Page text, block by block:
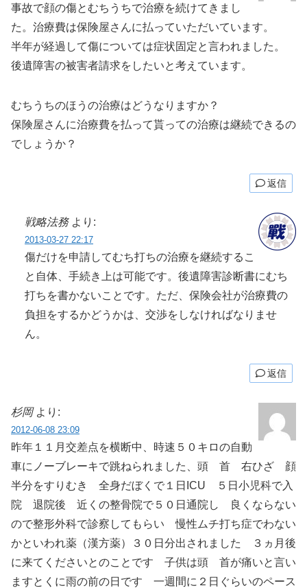
事故で顔の傷とむちうちで治療を続けてきまし
た。治療費は保険屋さんに払っていただいています。
半年が経過して傷については症状固定と言われました。
後遺障害の被害者請求をしたいと考えています。
むちうちのほうの治療はどうなりますか？
保険屋さんに治療費を払って貰っての治療は継続できるの
でしょうか？
返信
戦略法務 より:
2013-03-27 22:17
傷だけを申請してむち打ちの治療を継続するこ
と自体、手続き上は可能です。後遺障害診断書にむち
打ちを書かないことです。ただ、保険会社が治療費の
負担をするかどうかは、交渉をしなければなりませ
ん。
返信
杉岡 より:
2012-06-08 23:09
昨年１１月交差点を横断中、時速５０キロの自動
車にノーブレーキで跳ねられました、頭 首 右ひざ 顔
半分をすりむき 全身だぼくで１日ICU ５日小児科で入
院 退院後 近くの整骨院で５０日通院し 良くならない
ので整形外科で診察してもらい 慢性ムチ打ち症でわない
かといわれ薬（漢方薬）３０日分出されました ３ヵ月後
に来てくださいとのことです 子供は頭 首が痛いと言い
ますとくに雨の前の日です 一週間に２日ぐらいのペース